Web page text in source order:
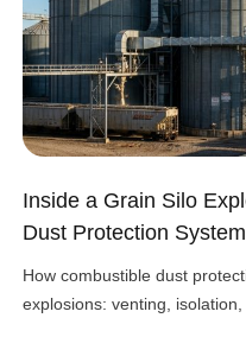
Inside a Grain Silo
Dust Protection
How combustible dust
explosions: venting,